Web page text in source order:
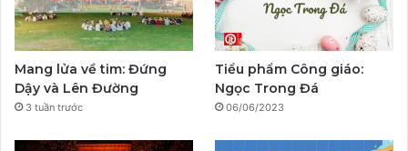
o
o
k
b
e
g
r
a
r
a
m
k
Mang lửa về tim: Đứng
Dậy và Lên Đường
3 tuần trước
Tiểu phẩm Công giáo:
Ngọc Trong Đá
06/06/2023